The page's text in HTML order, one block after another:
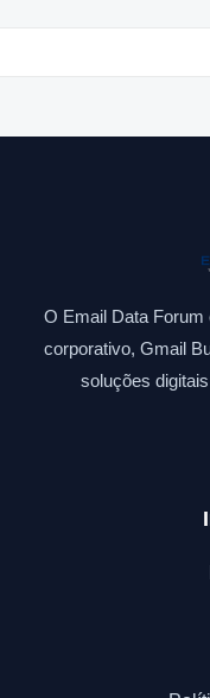
O Email Data Forum
corporativo, Gmail
soluções